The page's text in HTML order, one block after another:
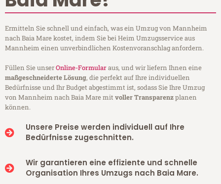
Ermitteln Sie schnell und einfach, was ein Umzug von Mannheim
nach Baia Mare kostet, indem Sie bei Heim Umzugsservice aus
Mannheim einen unverbindlichen Kostenvoranschlag anfordern.
Füllen Sie unserOnline-Formularaus, und wir liefern Ihnen eine
maßgeschneiderte Lösung, die perfekt auf Ihre individuellen
Bedürfnisse und Ihr Budget abgestimmt ist, sodass Sie Ihre Umzug
von Mannheim nach Baia Mare mitvoller Transparenzplanen
können.
Unsere Preise werden individuell auf Ihre
Bedürfnisse zugeschnitten.
Wir garantieren eine effiziente und schnelle
Organisation Ihres Umzugs nach Baia Mare.